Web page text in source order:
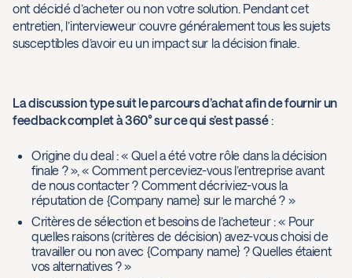
ont décidé d’acheter ou non votre solution. Pendant cet
entretien, l’intervieweur couvre généralement tous les sujets
susceptibles d’avoir eu un impact sur la décision finale.
La discussion type suit le parcours d’achat afin de fournir un
feedback complet à 360° sur ce qui s’est passé:
Origine du deal : « Quel a été votre rôle dans la décision
finale ? », « Comment perceviez-vous l’entreprise avant
de nous contacter ? Comment décriviez-vous la
réputation de {Company name} sur le marché ? »
Critères de sélection et besoins de l’acheteur : « Pour
quelles raisons (critères de décision) avez-vous choisi de
travailler ou non avec {Company name} ? Quelles étaient
vos alternatives ? »